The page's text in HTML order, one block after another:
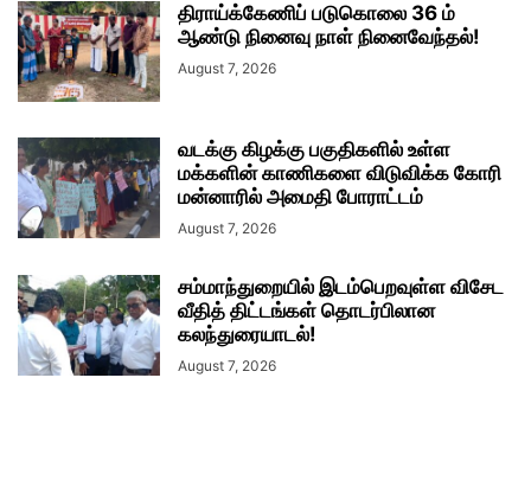
திராய்க்கேணிப் படுகொலை 36 ம்
ஆண்டு நினைவு நாள் நினைவேந்தல்!
August 7, 2026
வடக்கு கிழக்கு பகுதிகளில் உள்ள
மக்களின் காணிகளை விடுவிக்க கோரி
மன்னாரில் அமைதி போராட்டம்
August 7, 2026
சம்மாந்துறையில் இடம்பெறவுள்ள விசேட
வீதித் திட்டங்கள் தொடர்பிலான
கலந்துரையாடல்!
August 7, 2026